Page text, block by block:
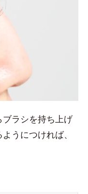
ラシを持ち上げ
うにつければ、